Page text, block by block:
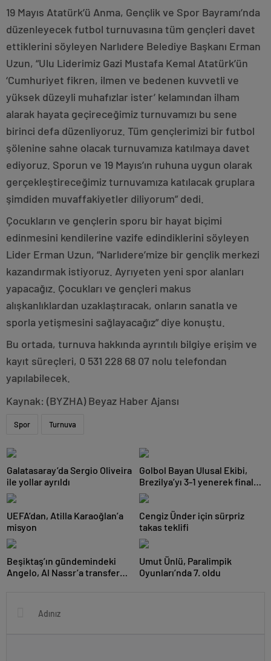
19 Mayıs Atatürk’ü Anma, Gençlik ve Spor Bayramı’nda
düzenleyecek futbol turnuvasına tüm gençleri davet
ettiklerini söyleyen Narlıdere Belediye Başkanı Erman
Uzun, “Ulu Liderimiz Gazi Mustafa Kemal Atatürk’ün
‘Cumhuriyet fikren, ilmen ve bedenen kuvvetli ve
yüksek düzeyli muhafızlar ister’ kelamından ilham
alarak hayata geçireceğimiz turnuvamızı bu sene
birinci defa düzenliyoruz. Tüm gençlerimizi bir futbol
şölenine sahne olacak turnuvamıza katılmaya davet
ediyoruz. Sporun ve 19 Mayıs’ın ruhuna uygun olarak
gerçekleştireceğimiz turnuvamıza katılacak gruplara
şimdiden muvaffakiyetler diliyorum” dedi.
Çocukların ve gençlerin sporu bir hayat biçimi
edinmesini kendilerine vazife edindiklerini söyleyen
Lider Erman Uzun, “Narlıdere’mize bir gençlik merkezi
kazandırmak istiyoruz. Ayrıyeten yeni spor alanları
yapacağız. Çocukları ve gençleri makus
alışkanlıklardan uzaklaştıracak, onların sanatla ve
sporla yetişmesini sağlayacağız” diye konuştu.
Bu ortada, turnuva hakkında ayrıntılı bilgiye erişim ve
kayıt süreçleri, 0 531 228 68 07 nolu telefondan
yapılabilecek.
Kaynak: (BYZHA) Beyaz Haber Ajansı
Spor Turnuva
Galatasaray’da Sergio Oliveira
ile yollar ayrıldı
Golbol Bayan Ulusal Ekibi,
Brezilya’yı 3-1 yenerek finale
yükseldi
UEFA’dan, Atilla Karaoğlan’a
misyon
Cengiz Ünder için sürpriz
takas teklifi
Beşiktaş’ın gündemindeki
Angelo, Al Nassr’a transfer
Umut Ünlü, Paralimpik
Oyunları’nda 7. oldu